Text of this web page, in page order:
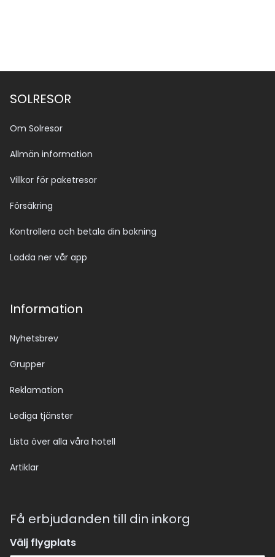
SOLRESOR
Om Solresor
Allmän information
Villkor för paketresor
Försäkring
Kontrollera och betala din bokning
Ladda ner vår app
Information
Nyhetsbrev
Grupper
Reklamation
Lediga tjänster
Lista över alla våra hotell
Artiklar
Få erbjudanden till din inkorg
Välj flygplats